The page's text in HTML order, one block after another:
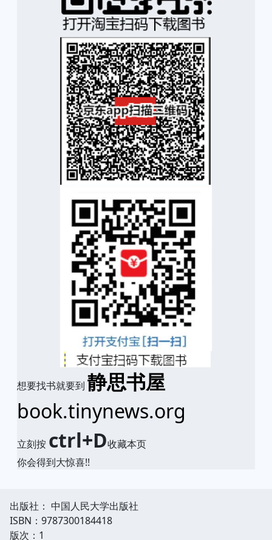
想要找书就要到 静思书屋
book.tinynews.org
立刻按 ctrl+D收藏本页
你会得到大惊喜!!
出版社： 中国人民大学出版社
ISBN：9787300184418
版次：1